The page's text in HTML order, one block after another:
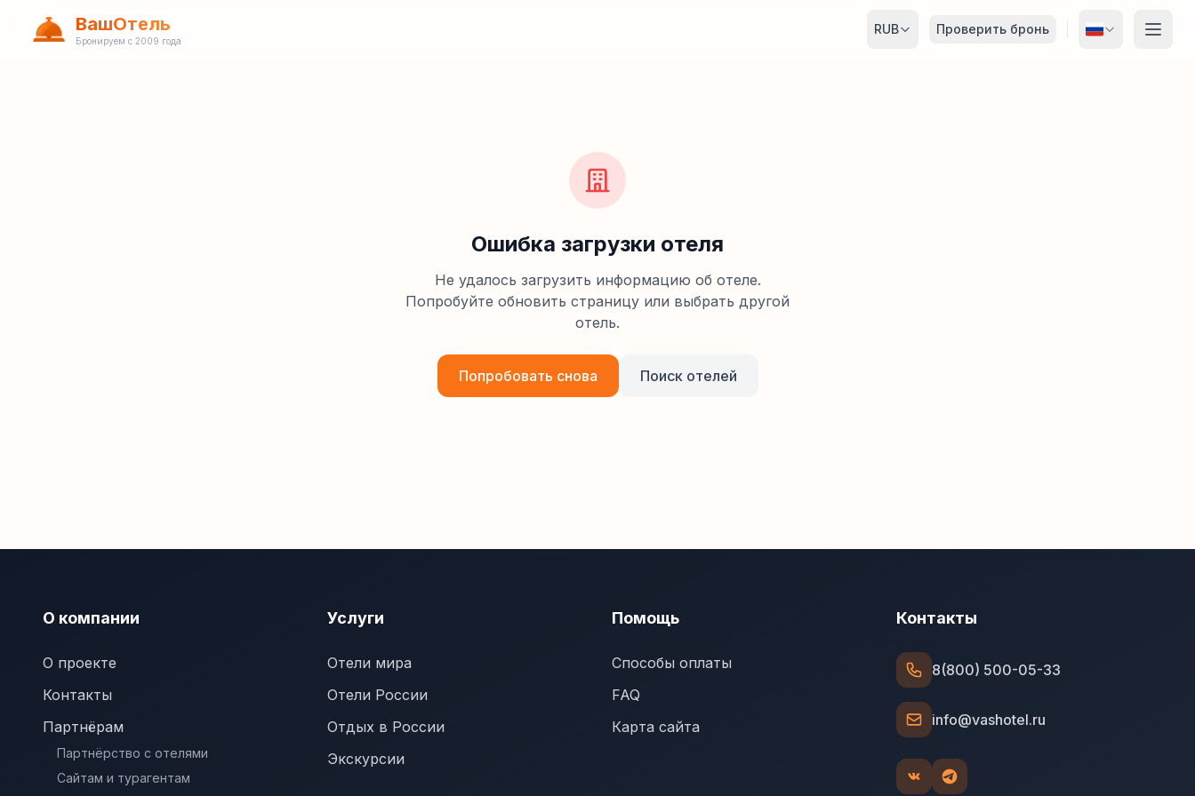
ВашОтель
Бронируем с 2009 года
RUB Проверить бронь
Ошибка загрузки отеля
Не удалось загрузить информацию об отеле.
Попробуйте обновить страницу или выбрать другой
отель.
Попробовать снова Поиск отелей
О компании
О проекте
Контакты
Партнёрам
Партнёрство с отелями
Сайтам и турагентам
Услуги
Отели мира
Отели России
Отдых в России
Экскурсии
Помощь
Способы оплаты
FAQ
Карта сайта
Контакты
8(800) 500-05-33
info@vashotel.ru